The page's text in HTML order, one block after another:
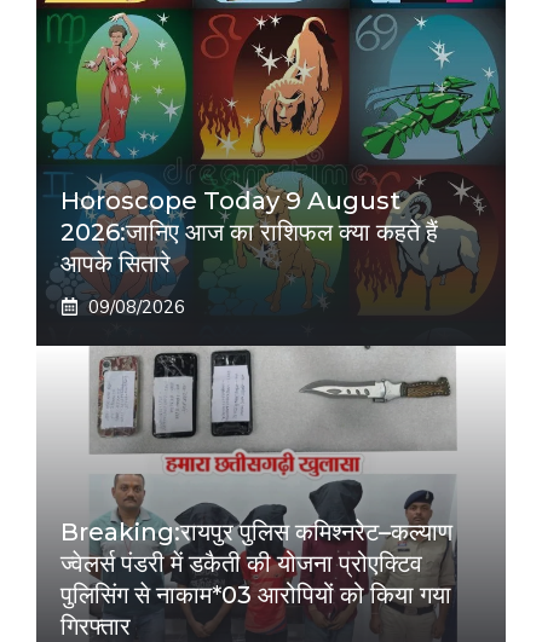
Horoscope Today 9 August
2026:जानिए आज का राशिफल क्या कहते हैं
आपके सितारे
09/08/2026
Breaking:रायपुर पुलिस कमिश्नरेट–कल्याण
ज्वेलर्स पंडरी में डकैती की योजना प्रोएक्टिव
पुलिसिंग से नाकाम*03 आरोपियों को किया गया
गिरफ्तार